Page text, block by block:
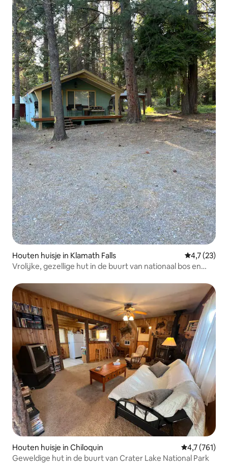
Houten huisje in Klamath Falls
4,7 (23)
Vrolijke, gezellige hut in de buurt van nationaal bos en
Houten huisje in Chiloquin Gemiddelde
4,7 (761)
Geweldige hut in de buurt van Crater Lake National Park